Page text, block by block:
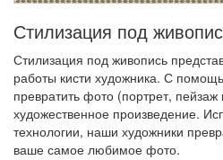
Стилизация под
Стилизация под живопись
работы кисти художника. С
превратить фото (портрет,
художественное произведение.
технологии, наши художники
ваше самое любимое фото.